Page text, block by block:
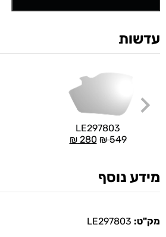
עדשות
LE297803
₪549
₪280
מידע נוסף
מק"ט: